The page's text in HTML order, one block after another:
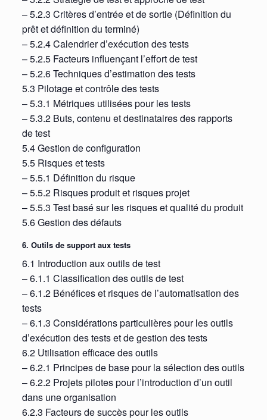
– 5.2.3 Critères d’entrée et de sortie (Définition du
prêt et définition du terminé)
– 5.2.4 Calendrier d’exécution des tests
– 5.2.5 Facteurs influençant l’effort de test
– 5.2.6 Techniques d’estimation des tests
5.3 Pilotage et contrôle des tests
– 5.3.1 Métriques utilisées pour les tests
– 5.3.2 Buts, contenu et destinataires des rapports
de test
5.4 Gestion de configuration
5.5 Risques et tests
– 5.5.1 Définition du risque
– 5.5.2 Risques produit et risques projet
– 5.5.3 Test basé sur les risques et qualité du produit
5.6 Gestion des défauts
6. Outils de support aux tests
6.1 Introduction aux outils de test
– 6.1.1 Classification des outils de test
– 6.1.2 Bénéfices et risques de l’automatisation des
tests
– 6.1.3 Considérations particulières pour les outils
d’exécution des tests et de gestion des tests
6.2 Utilisation efficace des outils
– 6.2.1 Principes de base pour la sélection des outils
– 6.2.2 Projets pilotes pour l’introduction d’un outil
dans une organisation
6.2.3 Facteurs de succès pour les outils